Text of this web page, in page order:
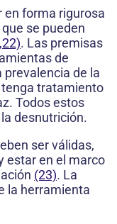
forma rigurosa
se pueden
. Las premisas
de
prevalencia de la
tratamiento
Todos estos
desnutrición.
ser válidas,
estar en el marco
(23). La
la herramienta